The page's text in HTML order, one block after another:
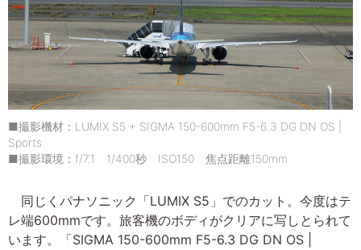
■撮影機材：LUMIX S5 + SIGMA 150-600mm F5-6.3 DG DN OS |
Sports
■撮影環境：f/7.1 1/400秒 ISO150 焦点距離150mm
同じくパナソニック「LUMIX S5」でのカット。今度はテ
レ端600mmです。旅客機のボディがクリアに写しとられて
います。「SIGMA 150-600mm F5-6.3 DG DN OS |